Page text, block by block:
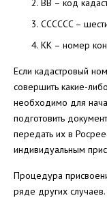
BB – код
CCCCCC –
KK – номер
Если кадастровый
совершить какие-
необходимо для
подготовить
передать их в
индивидуальным
Процедура
ряде других